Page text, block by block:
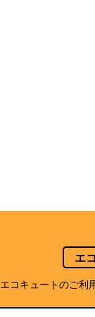
エ
エコキュートのご利